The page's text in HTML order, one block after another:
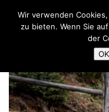
Zum Inhalt springen
Wir verwenden
zu bieten. Wenn Sie
der
OK